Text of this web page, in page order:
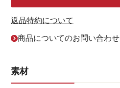
返品特約について
商品についてのお問い合わせ
素材